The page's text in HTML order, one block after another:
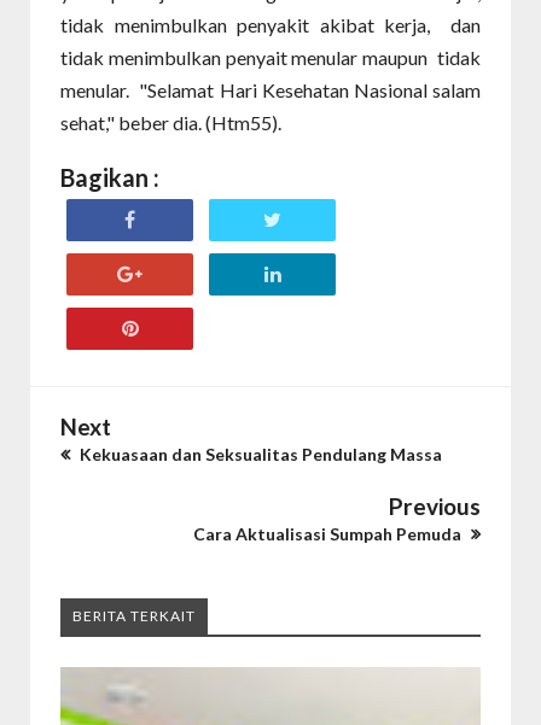
tidak menimbulkan penyakit akibat kerja, dan
tidak menimbulkan penyait menular maupun tidak
menular. "Selamat Hari Kesehatan Nasional salam
sehat," beber dia. (Htm55).
Bagikan :
Next
Kekuasaan dan Seksualitas Pendulang Massa
Previous
Cara Aktualisasi Sumpah Pemuda
BERITA TERKAIT